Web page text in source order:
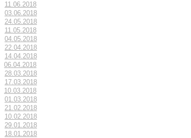
11.06.2018
03.06.2018
24.05.2018
11.05.2018
04.05.2018
22.04.2018
14.04.2018
06.04.2018
28.03.2018
17.03.2018
10.03.2018
01.03.2018
21.02.2018
10.02.2018
29.01.2018
18.01.2018